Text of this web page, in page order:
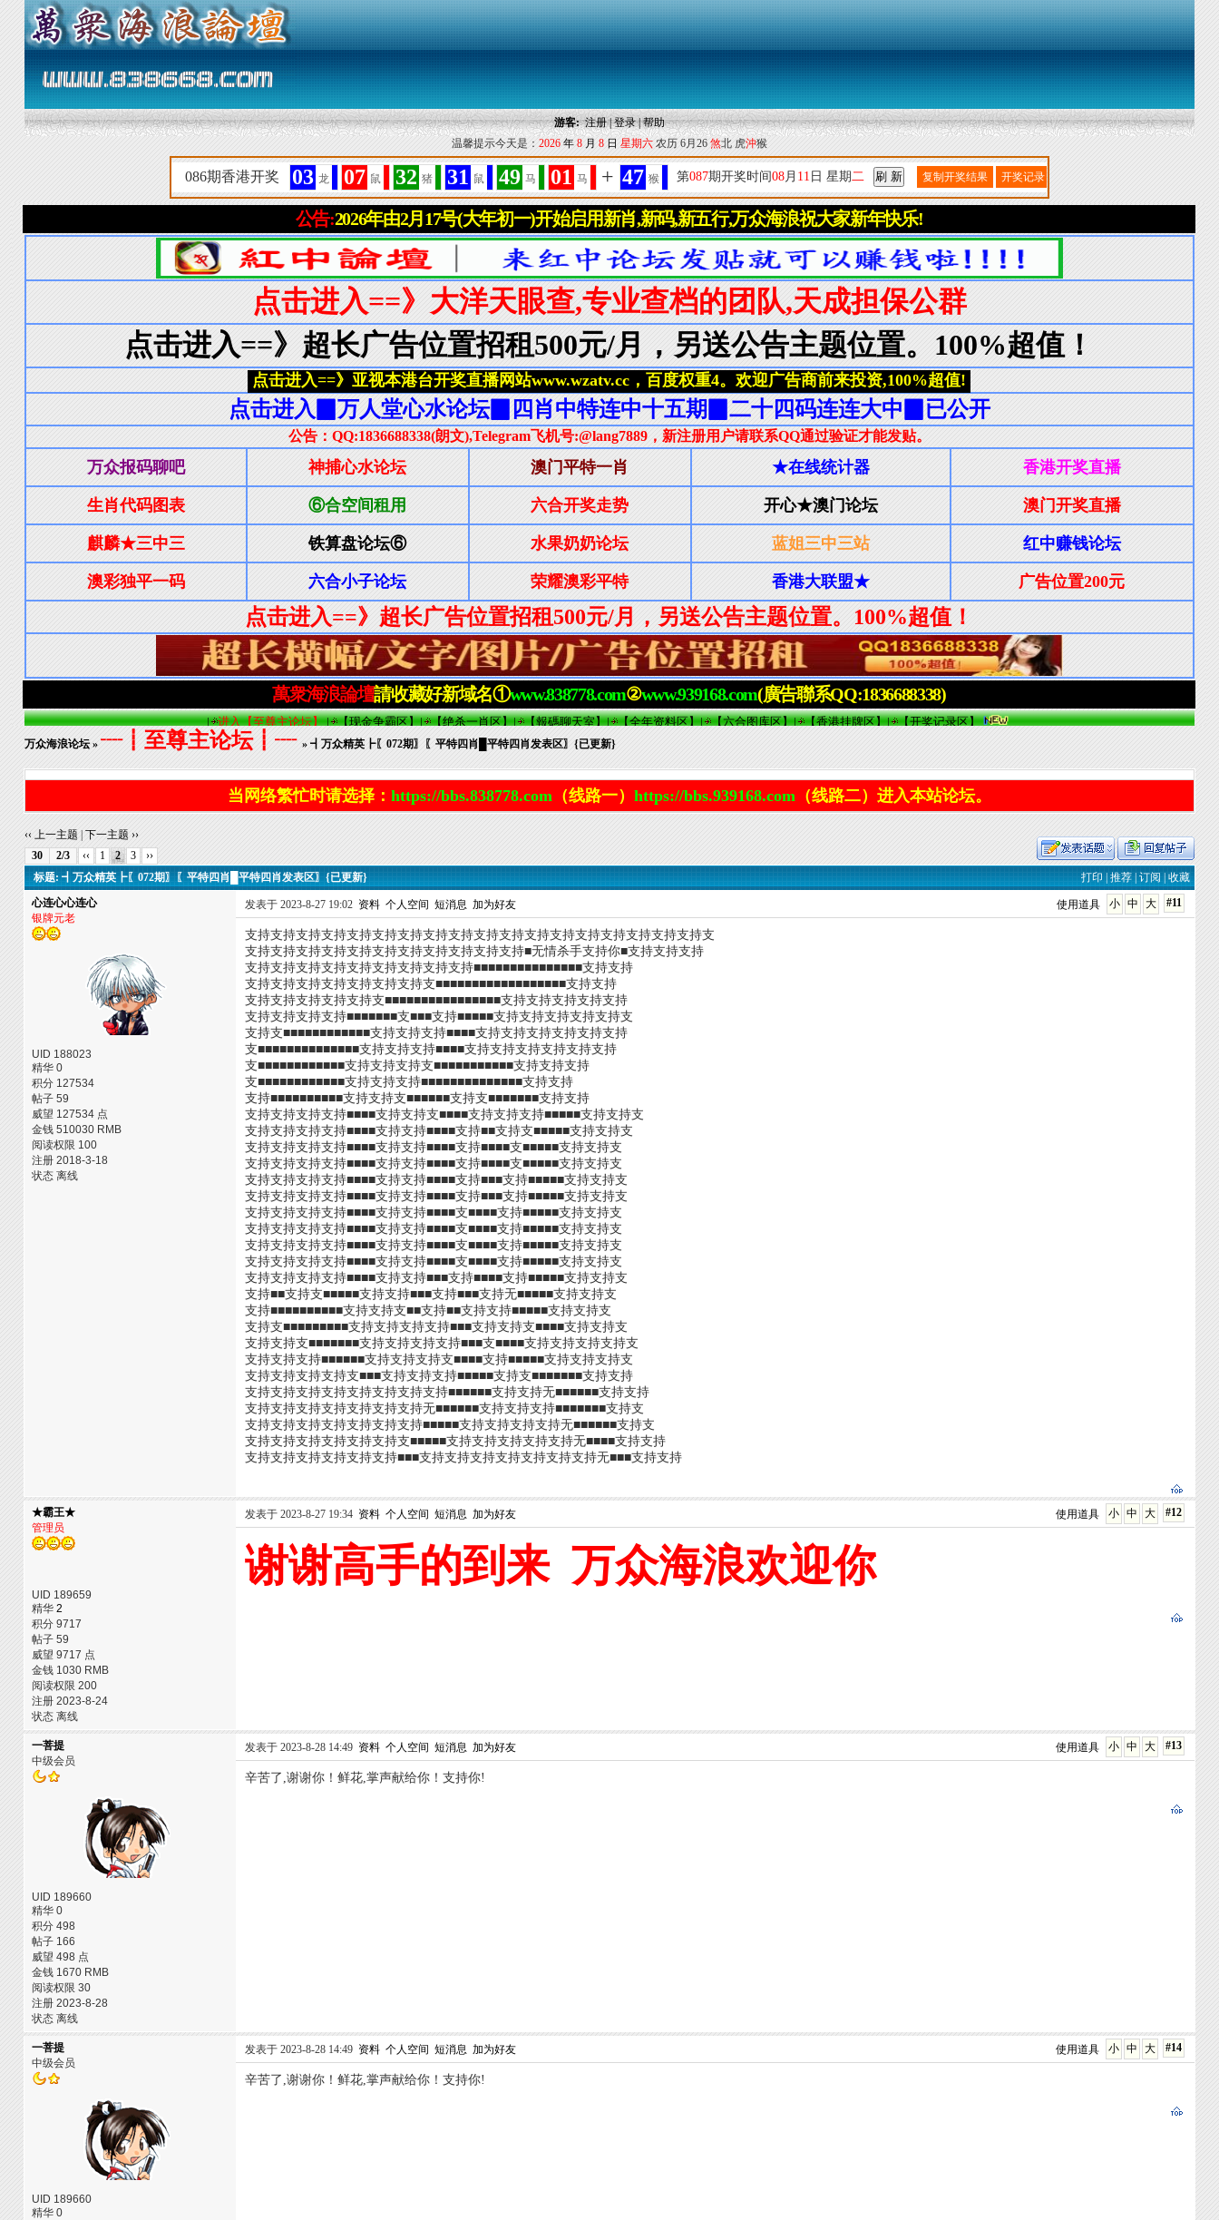
游客:注册|登录|帮助
温馨提示今天是： 2026年 8月 8日 星期六 农历 6月26 煞北 虎沖猴
万众海浪论坛» ┈┋至尊主论坛┋┈ » ┫万众精英┣〖072期〗〖平特四肖█平特四肖发表区〗{已更新}
当网络繁忙时请选择： https://bbs.838778.com（线路一） https://bbs.939168.com（线路二）进入本站论坛。
‹‹ 上一主题
下一主题 ››
30
2/3 ‹‹ 1 2 3
››
打印
推荐| 订阅 收藏
标题: ┫万众精英┣〖072期〗〖平特四肖█平特四肖发表区〗{已更新}
心连心心连心
银牌元老
UID 188023
精华 0
积分 127534
帖子 59
威望 127534 点
金钱 510030 RMB
阅读权限 100
注册 2018-3-18
状态 离线
#11
大
中
小
使用道具
发表于 2023-8-27 19:02 资料 个人空间 短消息 加为好友
支持支持支持支持支持支持支持支持支持支持支持支持支持支持支持支持支持支持支
支持支持支持支持支持支持支持支持支持支持支持■无情杀手支持你■支持支持支持
支持支持支持支持支持支持支持支持支持■■■■■■■■■■■■■■■支持支持
支持支持支持支持支持支持支持支■■■■■■■■■■■■■■■■■■支持支持
支持支持支持支持支持支■■■■■■■■■■■■■■■■支持支持支持支持支持
支持支持支持支持■■■■■■■支■■■支持■■■■■支持支持支持支持支持支
支持支■■■■■■■■■■■■支持支持支持■■■■支持支持支持支持支持支持
支■■■■■■■■■■■■■■支持支持支持■■■■支持支持支持支持支持支持
支■■■■■■■■■■■■支持支持支持支■■■■■■■■■■■支持支持支持
支■■■■■■■■■■■■支持支持支持■■■■■■■■■■■■■■支持支持
支持■■■■■■■■■■支持支持支■■■■■■支持支■■■■■■■支持支持
支持支持支持支持■■■■支持支持支■■■■支持支持支持■■■■■支持支持支
支持支持支持支持■■■■支持支持■■■■支持■■支持支■■■■■支持支持支
支持支持支持支持■■■■支持支持■■■■支持■■■■支■■■■■支持支持支
支持支持支持支持■■■■支持支持■■■■支持■■■■支■■■■■支持支持支
支持支持支持支持■■■■支持支持■■■■支持■■■支持■■■■■支持支持支
支持支持支持支持■■■■支持支持■■■■支持■■■支持■■■■■支持支持支
支持支持支持支持■■■■支持支持■■■■支■■■■支持■■■■■支持支持支
支持支持支持支持■■■■支持支持■■■■支■■■■支持■■■■■支持支持支
支持支持支持支持■■■■支持支持■■■■支■■■■支持■■■■■支持支持支
支持支持支持支持■■■■支持支持■■■■支■■■■支持■■■■■支持支持支
支持支持支持支持■■■■支持支持■■■支持■■■■支持■■■■■支持支持支
支持■■支持支■■■■■支持支持■■■支持■■■支持无■■■■■支持支持支
支持■■■■■■■■■■支持支持支■■支持■■支持支持■■■■■支持支持支
支持支■■■■■■■■■支持支持支持支持■■■支持支持支■■■■支持支持支
支持支持支■■■■■■■支持支持支持支持■■■支■■■■支持支持支持支持支
支持支持支持■■■■■■支持支持支持支■■■■支持■■■■■支持支持支持支
支持支持支持支持支■■■支持支持支持■■■■■支持支■■■■■■■支持支持
支持支持支持支持支持支持支持支持■■■■■■支持支持无■■■■■■支持支持
支持支持支持支持支持支持支持无■■■■■■支持支持支持■■■■■■■支持支
支持支持支持支持支持支持支持■■■■■支持支持支持支持无■■■■■■支持支
支持支持支持支持支持支持支■■■■■支持支持支持支持支持无■■■■支持支持
支持支持支持支持支持支持■■■支持支持支持支持支持支持支持无■■■支持支持
★霸王★
管理员
UID 189659
精华 2
积分 9717
帖子 59
威望 9717 点
金钱 1030 RMB
阅读权限 200
注册 2023-8-24
状态 离线
#12
大
中
小
使用道具
发表于 2023-8-27 19:34 资料 个人空间 短消息 加为好友
谢谢高手的到来 万众海浪欢迎你
一菩提
中级会员
UID 189660
精华 0
积分 498
帖子 166
威望 498 点
金钱 1670 RMB
阅读权限 30
注册 2023-8-28
状态 离线
#13
大
中
小
使用道具
发表于 2023-8-28 14:49 资料 个人空间 短消息 加为好友
辛苦了,谢谢你！鲜花,掌声献给你！支持你!
一菩提
中级会员
UID 189660
精华 0
#14
大
中
小
使用道具
发表于 2023-8-28 14:49 资料 个人空间 短消息 加为好友
辛苦了,谢谢你！鲜花,掌声献给你！支持你!